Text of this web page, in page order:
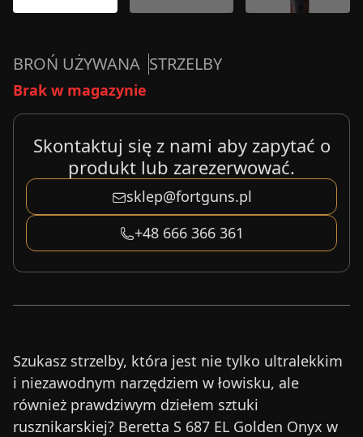
BROŃ UŻYWANA STRZELBY
Brak w magazynie
Skontaktuj się z nami aby zapytać o
produkt lub zarezerwować.
sklep@fortguns.pl
+48 666 366 361
Szukasz strzelby, która jest nie tylko ultralekkim
i niezawodnym narzędziem w łowisku, ale
również prawdziwym dziełem sztuki
rusznikarskiej? Beretta S 687 EL Golden Onyx w